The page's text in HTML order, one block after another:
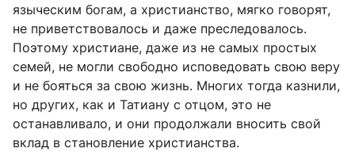
языческим богам, а христианство, мягко говорят,
не приветствовалось и даже преследовалось.
Поэтому христиане, даже из не самых простых
семей, не могли свободно исповедовать свою веру
и не бояться за свою жизнь. Многих тогда казнили,
но других, как и Татиану с отцом, это не
останавливало, и они продолжали вносить свой
вклад в становление христианства.